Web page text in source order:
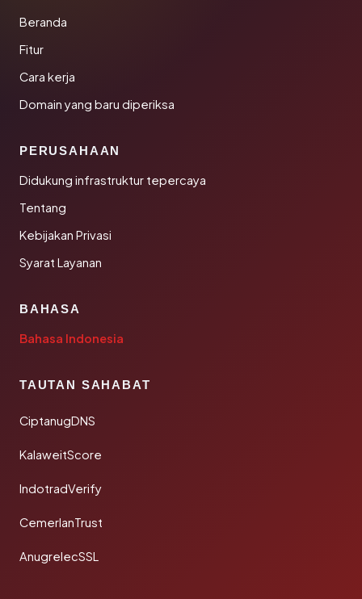
Beranda
Fitur
Cara kerja
Domain yang baru diperiksa
PERUSAHAAN
Didukung infrastruktur tepercaya
Tentang
Kebijakan Privasi
Syarat Layanan
BAHASA
Bahasa Indonesia
TAUTAN SAHABAT
CiptanugDNS
KalaweitScore
IndotradVerify
CemerlanTrust
AnugrelecSSL